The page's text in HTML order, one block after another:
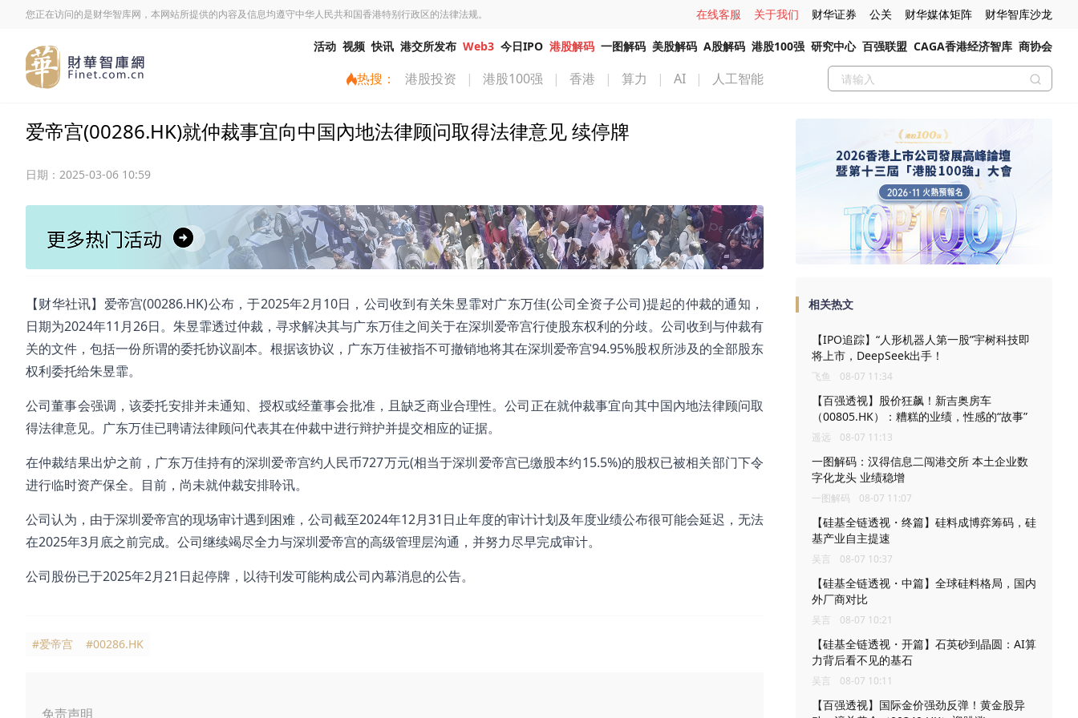
您正在访问的是财华智库网，本网站所提供的内容及信息均遵守中华人民共和国香港特别行政区的法律法规。 在线客服 关于我们 财华证券 公关 财华媒体矩阵 财华智库沙龙
活动 视频 快讯 港交所发布 Web3 今日IPO 港股解码 一图解码 美股解码 A股解码 港股100强 研究中心 百强联盟 CAGA香港经济智库 商协会
热搜： 港股投资 | 港股100强 | 香港 | 算力 | AI | 人工智能
爱帝宫(00286.HK)就仲裁事宜向中国內地法律顾问取得法律意见 续停牌
日期： 2025-03-06 10:59
【财华社讯】爱帝宫(00286.HK)公布，于2025年2月10日，公司收到有关朱昱霏对广东万佳(公司全资子公司)提起的仲裁的通知，
日期为2024年11月26日。朱昱霏透过仲裁，寻求解决其与广东万佳之间关于在深圳爱帝宫行使股东权利的分歧。公司收到与仲裁有
关的文件，包括一份所谓的委托协议副本。根据该协议，广东万佳被指不可撤销地将其在深圳爱帝宫94.95%股权所涉及的全部股东
权利委托给朱昱霏。
公司董事会强调，该委托安排并未通知、授权或经董事会批准，且缺乏商业合理性。公司正在就仲裁事宜向其中国內地法律顾问取
得法律意见。广东万佳已聘请法律顾问代表其在仲裁中进行辩护并提交相应的证据。
在仲裁结果出炉之前，广东万佳持有的深圳爱帝宫约人民币727万元(相当于深圳爱帝宫已缴股本约15.5%)的股权已被相关部门下令
进行临时资产保全。目前，尚未就仲裁安排聆讯。
公司认为，由于深圳爱帝宫的现场审计遇到困难，公司截至2024年12月31日止年度的审计计划及年度业绩公布很可能会延迟，无法
在2025年3月底之前完成。公司继续竭尽全力与深圳爱帝宫的高级管理层沟通，并努力尽早完成审计。
公司股份已于2025年2月21日起停牌，以待刊发可能构成公司內幕消息的公告。
#爱帝宫 #00286.HK
免责声明
相关热文
【IPO追踪】“人形机器人第一股”宇树科技即
将上市，DeepSeek出手！
飞鱼 08-07 11:34
【百强透视】股价狂飙！新吉奥房车
（00805.HK）：糟糕的业绩，性感的“故事”
遥远 08-07 11:13
一图解码：汉得信息二闯港交所 本土企业数
字化龙头 业绩稳增
一图解码 08-07 11:07
【硅基全链透视・终篇】硅料成博弈筹码，硅
基产业自主提速
吴言 08-07 10:37
【硅基全链透视・中篇】全球硅料格局，国内
外厂商对比
吴言 08-07 10:21
【硅基全链透视・开篇】石英砂到晶圆：AI算
力背后看不见的基石
吴言 08-07 10:11
【百强透视】国际金价强劲反弹！黄金股异